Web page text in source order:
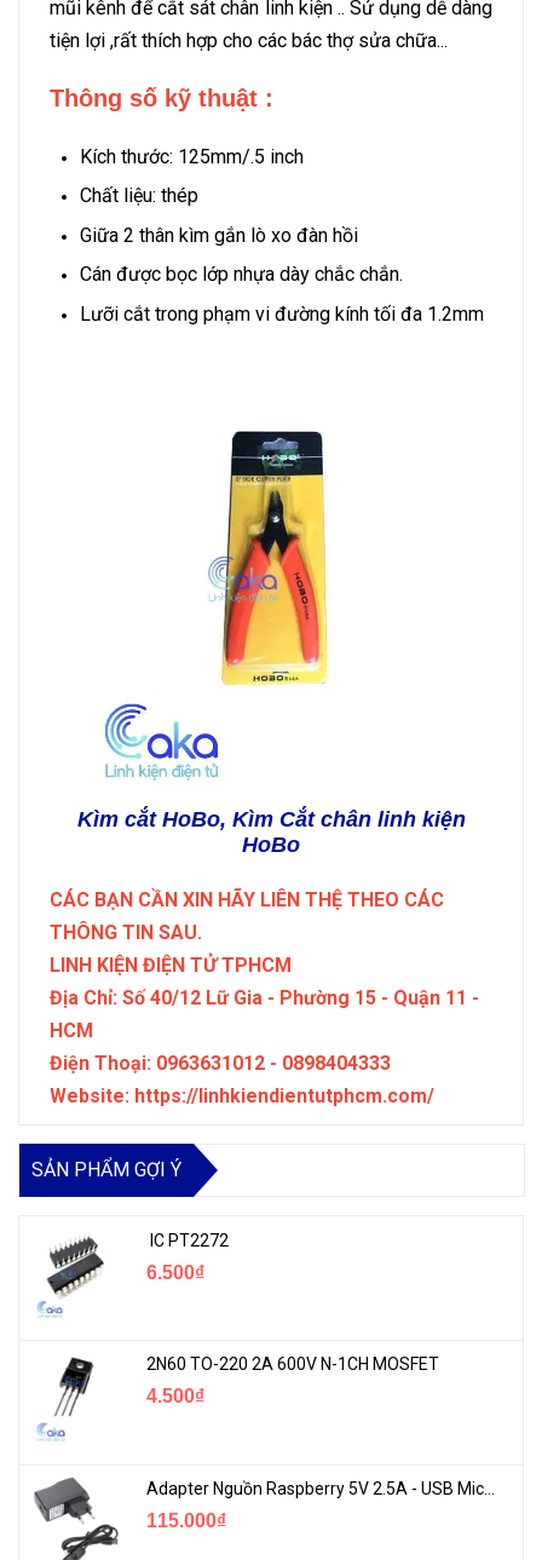
mũi kênh để cắt sát chân linh kiện .. Sử dụng dễ dàng
tiện lợi ,rất thích hợp cho các bác thợ sửa chữa...
Thông số kỹ thuật :
Kích thước: 125mm/.5 inch
Chất liệu: thép
Giữa 2 thân kìm gắn lò xo đàn hồi
Cán được bọc lớp nhựa dày chắc chắn.
Lưỡi cắt trong phạm vi đường kính tối đa 1.2mm
Kìm cắt HoBo, Kìm Cắt chân linh kiện
HoBo
CÁC BẠN CẦN XIN HÃY LIÊN THỆ THEO CÁC
THÔNG TIN SAU.
LINH KIỆN ĐIỆN TỬ TPHCM
Địa Chỉ: Số 40/12 Lữ Gia - Phường 15 - Quận 11 -
HCM
Điện Thoại: 0963631012 - 0898404333
Website: https://linhkiendientutphcm.com/
SẢN PHẨM GỢI Ý
IC PT2272
6.500₫
2N60 TO-220 2A 600V N-1CH MOSFET
4.500₫
115.000₫